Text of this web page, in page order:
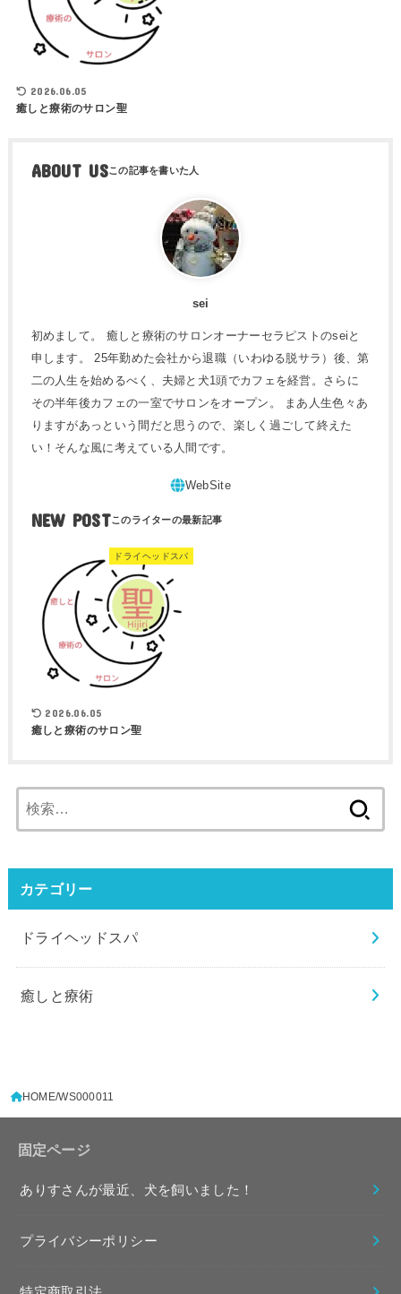
2026.06.05
癒しと療術のサロン聖
ABOUT US
sei
初めまして。 癒しと療術のサロンオーナーセラピストのseiと
申します。 25年勤めた会社から退職（いわゆる脱サラ）後、第
二の人生を始めるべく、夫婦と犬1頭でカフェを経営。さらに
その半年後カフェの一室でサロンをオープン。 まあ人生色々あ
りますがあっという間だと思うので、楽しく過ごして終えた
い！そんな風に考えている人間です。
NEW POST
ドライヘッドスパ
2026.06.05
癒しと療術のサロン聖
索:
カテゴリー
ドライヘッドスパ
癒しと療術
HOME WS000011
固定ページ
ありすさんが最近、犬を飼いました！
プライバシーポリシー